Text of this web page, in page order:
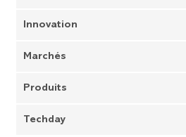
Innovation
Marchés
Produits
Techday